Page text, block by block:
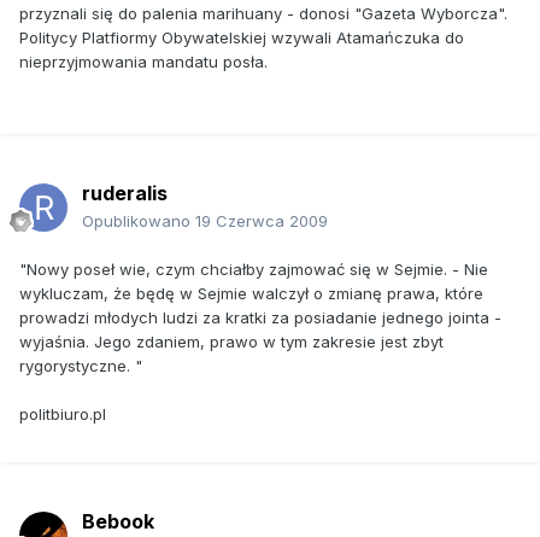
przyznali się do palenia marihuany - donosi "Gazeta Wyborcza".
Politycy Platfiormy Obywatelskiej wzywali Atamańczuka do
nieprzyjmowania mandatu posła.
ruderalis
Opublikowano 19 Czerwca 2009
"Nowy poseł wie, czym chciałby zajmować się w Sejmie. - Nie
wykluczam, że będę w Sejmie walczył o zmianę prawa, które
prowadzi młodych ludzi za kratki za posiadanie jednego jointa -
wyjaśnia. Jego zdaniem, prawo w tym zakresie jest zbyt
rygorystyczne. "
politbiuro.pl
Bebook